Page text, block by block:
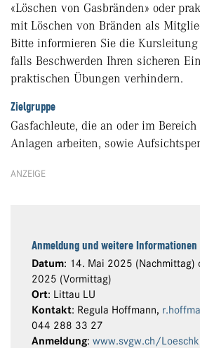
«Löschen von Gasbränden» oder
mit Löschen von Bränden als
Bitte informieren Sie die
falls Beschwerden Ihren sicheren
praktischen Übungen verhindern.
Zielgruppe
Gasfachleute, die an oder im
Anlagen arbeiten, sowie
ANZEIGE
Anmeldung und weitere Informationen
Datum: 14. Mai 2025 (Nachmittag)
2025 (Vormittag)
Ort: Littau LU
Kontakt: Regula Hoffmann,
044 288 33 27
Anmeldung: www.svgw.ch/